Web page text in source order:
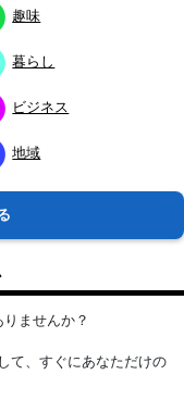
趣味
暮らし
ビジネス
地域
ませんか？
て、すぐにあなただけの